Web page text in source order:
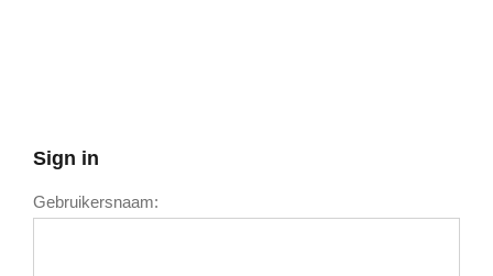
Sign in
Gebruikersnaam: